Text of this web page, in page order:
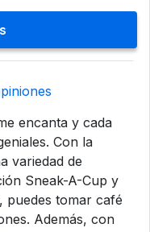
encanta y cada
Con la
variedad de
Sneak-A-Cup y
puedes tomar café
Además, con